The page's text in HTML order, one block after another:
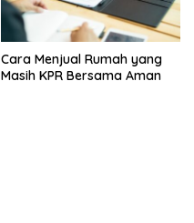
Cara Menjual Rumah yang
Masih KPR Bersama Aman